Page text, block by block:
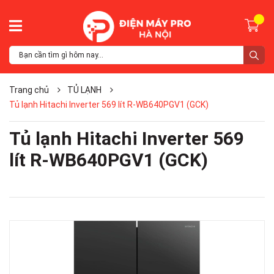
Trang chủ
TỦ LẠNH
Tủ lạnh Hitachi Inverter 569 lít R-WB640PGV1 (GCK)
Tủ lạnh Hitachi Inverter 569
lít R-WB640PGV1 (GCK)